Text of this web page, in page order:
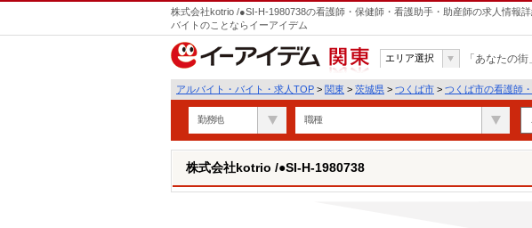
株式会社kotrio /●SI-H-1980738の看護師・保健師・看護助手・助産師の求人情報
バイトのことならイーアイデム
関東
エリア選択 「あなたの
アルバイト・バイト・求人TOP > 関東 > 茨城県 > つくば市 > つくば市の看護師
勤務地 職種
株式会社kotrio /●SI-H-1980738